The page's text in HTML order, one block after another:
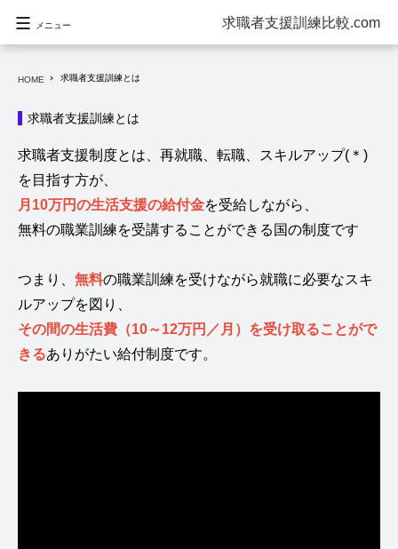
求職者支援訓練比較.com
メニュー
HOME navigate_next 求職者支援訓練とは
求職者支援訓練とは
求職者支援制度とは、再就職、転職、スキルアップ(＊)
を目指す方が、
月10万円の生活支援の給付金を受給しながら、
無料の職業訓練を受講することができる国の制度です
つまり、 無料の職業訓練を受けながら就職に必要なスキ
ルアップを図り、
その間の生活費（10～12万円／月）を受け取ることがで
きるありがたい給付制度です。